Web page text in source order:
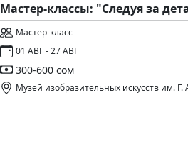
Мастер-классы: "Следуя за
Мастер-класс
01 АВГ - 27 АВГ
300-600 сом
Музей изобразительных искусств им. Г.